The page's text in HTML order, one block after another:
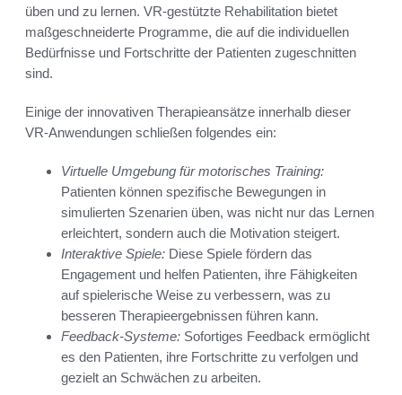
üben und zu lernen. VR-gestützte Rehabilitation bietet
maßgeschneiderte Programme, die auf die individuellen
Bedürfnisse und Fortschritte der Patienten zugeschnitten
sind.
Einige der innovativen Therapieansätze innerhalb dieser
VR-Anwendungen schließen folgendes ein:
Virtuelle Umgebung für motorisches Training:
Patienten können spezifische Bewegungen in
simulierten Szenarien üben, was nicht nur das Lernen
erleichtert, sondern auch die Motivation steigert.
Interaktive Spiele: Diese Spiele fördern das
Engagement und helfen Patienten, ihre Fähigkeiten
auf spielerische Weise zu verbessern, was zu
besseren Therapieergebnissen führen kann.
Feedback-Systeme: Sofortiges Feedback ermöglicht
es den Patienten, ihre Fortschritte zu verfolgen und
gezielt an Schwächen zu arbeiten.